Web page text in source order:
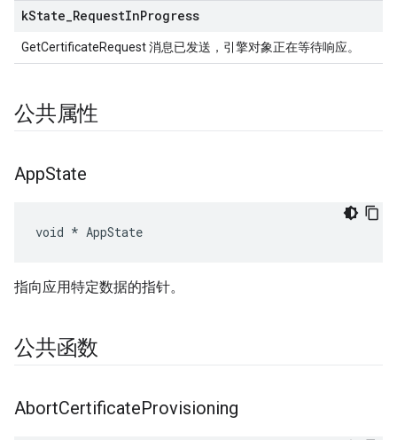
kState RequestInProgress
GetCertificateRequest 消息已发送，引擎对象正在等待响应。
公共属性
AppState
void * AppState
指向应用特定数据的指针。
公共函数
AbortCertificateProvisioning